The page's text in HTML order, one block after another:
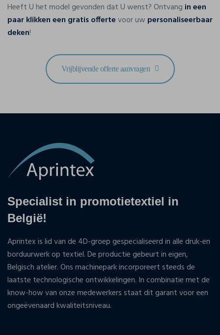
Heeft U het model gevonden dat U wenst? Ontvang in een
paar klikken een gratis offertevoor uw personaliseerbaar
deken!
Vrijblijvende offerte aanvragen
Specialist in promotietextiel in
België!
Aprintex is lid van de 4D-groep gespecialiseerd in alle druk-en
borduurwerk op textiel. De productie gebeurt in eigen,
Belgisch atelier. Ons machinepark incorporeert steeds de
laatste technologische ontwikkelingen. In combinatie met de
know-how van onze medewerkers staat dit garant voor een
ongeëvenaard kwaliteitsniveau.